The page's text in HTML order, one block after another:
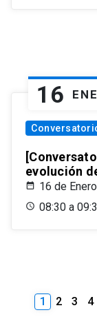
16 ENE
evolución
16 de
08:30 a
1 2 3 4